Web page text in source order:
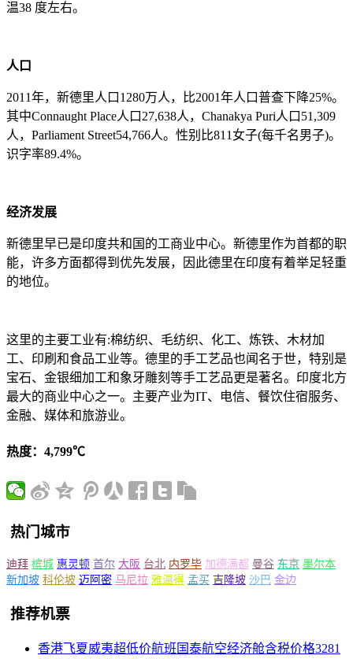
温38 度左右。
人口
2011年，新德里人口1280万人，比2001年人口普查下降25%。
其中Connaught Place人口27,638人，Chanakya Puri人口51,309
人，Parliament Street54,766人。性别比811女子(每千名男子)。
识字率89.4%。
经济发展
新德里早已是印度共和国的工商业中心。新德里作为首都的职
能，许多方面都得到优先发展，因此德里在印度有着举足轻重
的地位。
这里的主要工业有:棉纺织、毛纺织、化工、炼铁、木材加
工、印刷和食品工业等。德里的手工艺品也闻名于世，特别是
宝石、金银细加工和象牙雕刻等手工艺品更是著名。印度北方
最大的商业中心之一。主要产业为IT、电信、餐饮住宿服务、
金融、媒体和旅游业。
热度：4,799℃
热门城市
迪拜 槟城 惠灵顿 首尔 大阪 台北 内罗毕 加德满都 曼谷 东京 墨尔本
新加坡 科伦坡 迈阿密 马尼拉 雅温得 孟买 吉隆坡 沙巴 金边
推荐机票
香港飞夏威夷超低价航班国泰航空经济舱含税价格3281